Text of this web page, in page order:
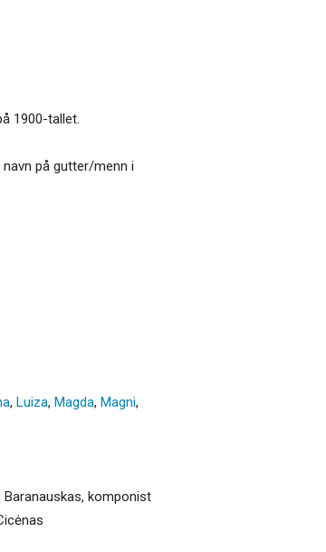
1900-tallet.
på gutter/menn i
, Luiza, Magda, Magni,
komponist